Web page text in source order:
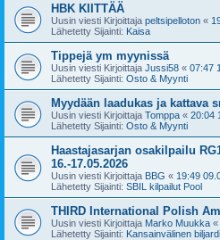
HBK KIITTÄÄ
Uusin viesti Kirjoittaja peltsipelloton «
Lähetetty Sijainti: Kaisa
Tippejä ym myynissä
Uusin viesti Kirjoittaja Jussi58 « 07:47
Lähetetty Sijainti: Osto & Myynti
Myydään laadukas ja kattava
Uusin viesti Kirjoittaja Tomppa « 20:04
Lähetetty Sijainti: Osto & Myynti
Haastajasarjan osakilpailu
16.-17.05.2026
Uusin viesti Kirjoittaja BBG « 19:49
Lähetetty Sijainti: SBIL kilpailut Pool
THIRD International Polish
Uusin viesti Kirjoittaja Marko Muukka «
Lähetetty Sijainti: Kansainvälinen biljardi